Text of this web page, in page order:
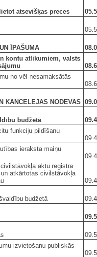
atsevišķas preces
ĪPAŠUMA
kontu atlikumiem, valsts
no vēl nesamaksātās
KANCELEJAS NODEVAS
budžetā
funkciju pildīšanu
ieraksta maiņu
aktu reģistra
atkārtotas civilstāvokļa
budžetā
izvietošanu publiskās